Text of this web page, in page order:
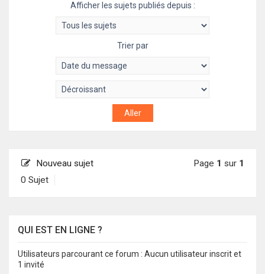
Afficher les sujets publiés depuis :
Trier par
Nouveau sujet
0 Sujet
Page 1 sur 1
QUI EST EN LIGNE ?
Utilisateurs parcourant ce forum : Aucun utilisateur inscrit et
1 invité